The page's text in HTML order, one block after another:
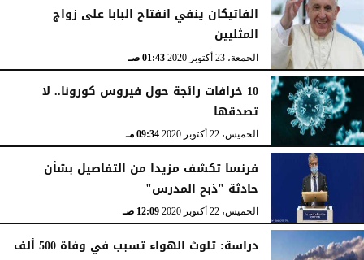
الفاتيكان ينفي انفتاح البابا على زواج
المثليين
الجمعة، 23 أكتوبر 2020 01:43 صـ
10 خرافات رائجة حول فيروس كورونا.. لا
تصدقها
الخميس، 22 أكتوبر 2020 09:34 مـ
فرنسا تكشف مزيدا من التفاصيل بشأن
حادثة "ذبح المدرس"
الخميس، 22 أكتوبر 2020 12:09 صـ
دراسة: تلوث الهواء تسبب في وفاة 500 ألف